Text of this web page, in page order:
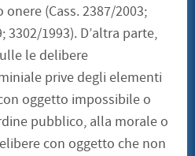
(Cass. 2387/2003;
3302/1993). D’altra parte,
le delibere
prive degli elementi
oggetto impossibile o
pubblico, alla morale o
con oggetto che non